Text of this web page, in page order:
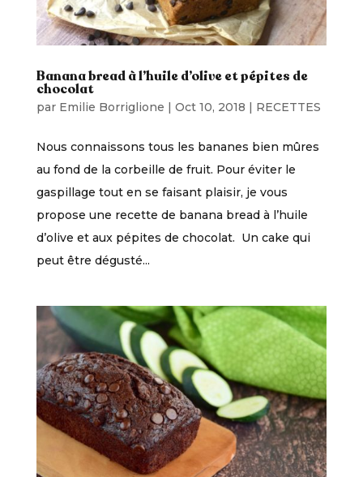
Banana bread à l’huile d’olive et pépites de
chocolat
par Emilie Borriglione | Oct 10, 2018 | RECETTES
Nous connaissons tous les bananes bien mûres
au fond de la corbeille de fruit. Pour éviter le
gaspillage tout en se faisant plaisir, je vous
propose une recette de banana bread à l’huile
d’olive et aux pépites de chocolat. Un cake qui
peut être dégusté...